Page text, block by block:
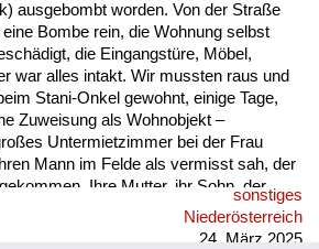
ausgebombt worden. Von der Straße
Bombe rein, die Wohnung selbst
die Eingangstüre, Möbel,
war alles intakt. Wir mussten raus und
Stani-Onkel gewohnt, einige Tage,
Zuweisung als Wohnobjekt –
Untermietzimmer bei der Frau
Mann im Felde als vermisst sah, der
Ihre Mutter, ihr Sohn, der
jünger war als ich, wir haben uns
Eine der Blödheiten meiner Mutter
sonstiges
Niederösterreich
24. März 2025